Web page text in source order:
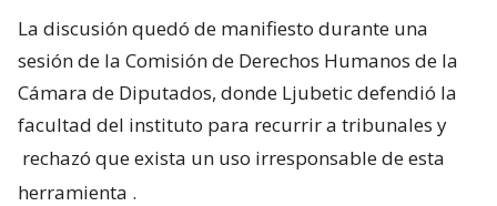
La discusión quedó de manifiesto durante una
sesión de la Comisión de Derechos Humanos de la
Cámara de Diputados, donde Ljubetic defendió la
facultad del instituto para recurrir a tribunales y
rechazó que exista un uso irresponsable de esta
herramienta .